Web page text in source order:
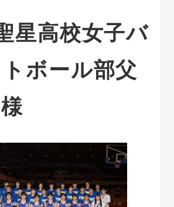
星高校女子バ
ボール部父